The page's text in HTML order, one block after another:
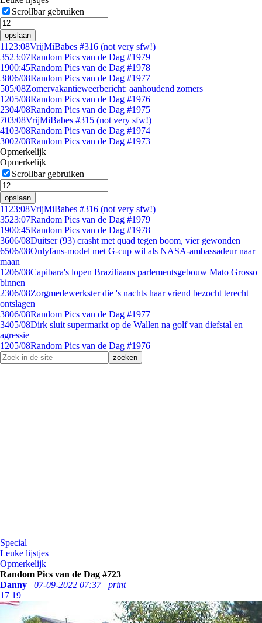
Scrollbar gebruiken
opslaan
11 23:08VrijMiBabes #316 (not very sfw!)
3523:07Random Pics van de Dag #1979
1900:45Random Pics van de Dag #1978
3806/08Random Pics van de Dag #1977
505/08Zomervakantieweerbericht: aanhoudend zomers
1205/08Random Pics van de Dag #1976
2304/08Random Pics van de Dag #1975
703/08VrijMiBabes #315 (not very sfw!)
4103/08Random Pics van de Dag #1974
3002/08Random Pics van de Dag #1973
Opmerkelijk
Opmerkelijk
Scrollbar gebruiken
opslaan
11 23:08VrijMiBabes #316 (not very sfw!)
3523:07Random Pics van de Dag #1979
1900:45Random Pics van de Dag #1978
3606/08Duitser (93) crasht met quad tegen boom, vier gewonden
6506/08Onlyfans-model met G-cup wil als NASA-ambassadeur naar
maan
1206/08Capibara's lopen Braziliaans parlementsgebouw Mato Grosso
binnen
2306/08Zorgmedewerkster die 's nachts haar vriend bezocht terecht
ontslagen
3806/08Random Pics van de Dag #1977
3405/08Dirk sluit supermarkt op de Wallen na golf van diefstal en
agressie
1205/08Random Pics van de Dag #1976
Special
Leuke lijstjes
Opmerkelijk
Random Pics van de Dag #723
Danny
07-09-2022 07:37
print
17 19